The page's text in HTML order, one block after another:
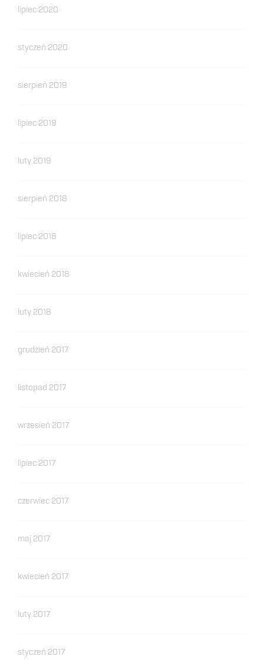
lipiec 2020
styczeń 2020
sierpień 2019
lipiec 2019
luty 2019
sierpień 2018
lipiec 2018
kwiecień 2018
luty 2018
grudzień 2017
listopad 2017
wrzesień 2017
lipiec 2017
czerwiec 2017
maj 2017
kwiecień 2017
luty 2017
styczeń 2017